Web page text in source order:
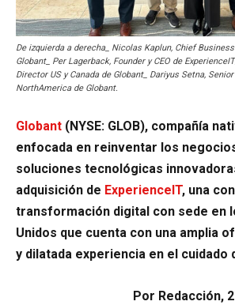
De izquierda a derecha_ Nicolas Kaplun, Chief
Globant_ Per Lagerback, Founder y CEO de
Director US y Canada de Globant_ Dariyus Setna,
NorthAmerica de Globant.
Globant (NYSE: GLOB), compañía
enfocada en reinventar los
soluciones tecnológicas
adquisición de ExperienceIT, una
transformación digital con sede en
Unidos que cuenta con una amplia
y dilatada experiencia en el cuidado
Por Redacción,